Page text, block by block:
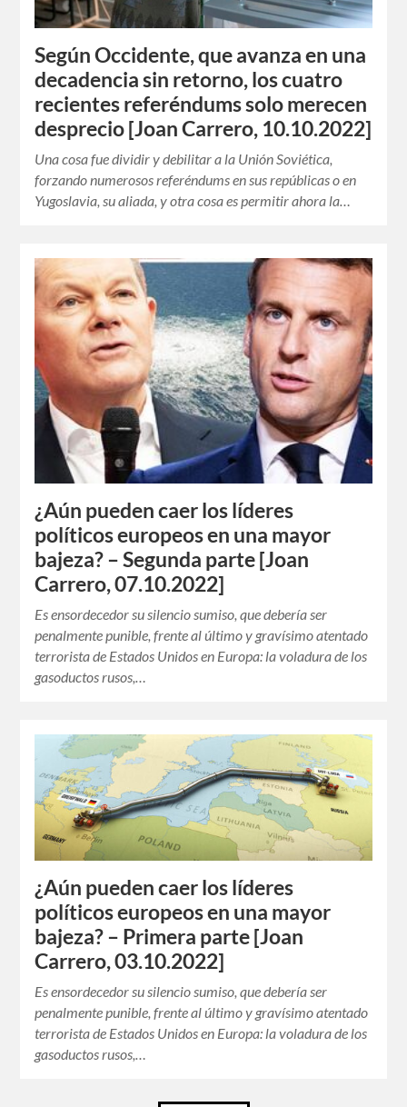
Según Occidente, que avanza en una
decadencia sin retorno, los cuatro
recientes referéndums solo merecen
desprecio [Joan Carrero, 10.10.2022]
Una cosa fue dividir y debilitar a la Unión Soviética,
forzando numerosos referéndums en sus repúblicas o en
Yugoslavia, su aliada, y otra cosa es permitir ahora la…
¿Aún pueden caer los líderes
políticos europeos en una mayor
bajeza? – Segunda parte [Joan
Carrero, 07.10.2022]
Es ensordecedor su silencio sumiso, que debería ser
penalmente punible, frente al último y gravísimo atentado
terrorista de Estados Unidos en Europa: la voladura de los
gasoductos rusos,…
¿Aún pueden caer los líderes
políticos europeos en una mayor
bajeza? – Primera parte [Joan
Carrero, 03.10.2022]
Es ensordecedor su silencio sumiso, que debería ser
penalmente punible, frente al último y gravísimo atentado
terrorista de Estados Unidos en Europa: la voladura de los
gasoductos rusos,…